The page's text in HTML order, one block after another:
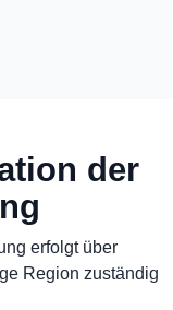
der
erfolgt über
Region zuständig